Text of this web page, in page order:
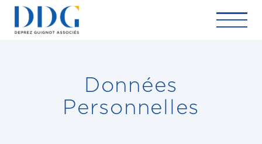
Données
Personnelles